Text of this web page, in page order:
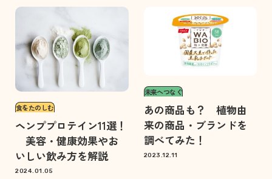
食をたのしむ
ヘンププロテイン11選！
美容・健康効果やお
いしい飲み方を解説
2024.01.05
未来へつなぐ
あの商品も？ 植物由
来の商品・ブランドを
調べてみた！
2023.12.11